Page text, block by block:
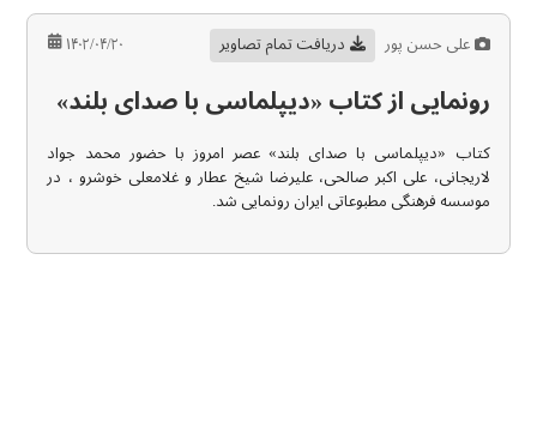
علی حسن پور دریافت تمام تصاویر ۱۴۰۲/۰۴/۲۰
رونمایی از کتاب «دیپلماسی با صدای بلند»
کتاب «دیپلماسی با صدای بلند» عصر امروز با حضور محمد جواد
لاریجانی، علی اکبر صالحی، علیرضا شیخ عطار و غلامعلی خوشرو ، در
موسسه فرهنگی مطبوعاتی ایران رونمایی شد.